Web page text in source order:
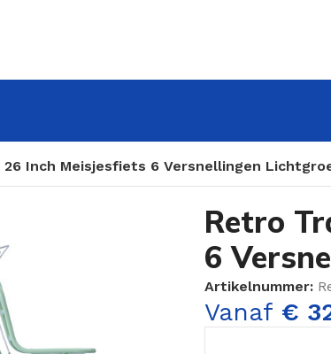
Inch Meisjesfiets 6 Versnellingen
Retro
6
Artikelnummer:
Vanaf €